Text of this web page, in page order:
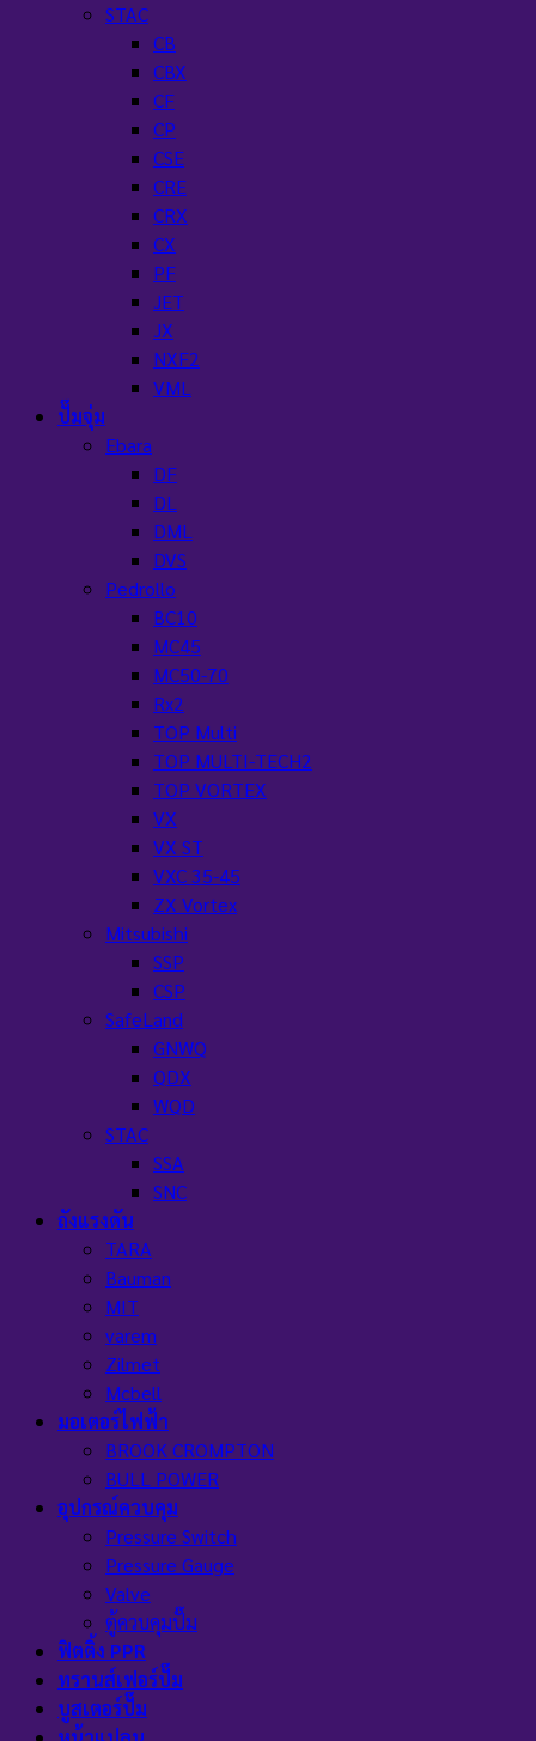
STAC
CB
CBX
CF
CP
CSE
CRE
CRX
CX
PF
JET
JX
NXF2
VML
ปั๊มจุ่ม
Ebara
DF
DL
DML
DVS
Pedrollo
BC10
MC45
MC50-70
Rx2
TOP Multi
TOP MULTI-TECH2
TOP VORTEX
VX
VX ST
VXC 35-45
ZX Vortex
Mitsubishi
SSP
CSP
SafeLand
GNWQ
QDX
WQD
STAC
SSA
SNC
ถังแรงดัน
TARA
Bauman
MIT
varem
Zilmet
Mcbell
มอเตอร์ไฟฟ้า
BROOK CROMPTON
BULL POWER
อุปกรณ์ควบคุม
Pressure Switch
Pressure Gauge
Valve
ตู้ควบคุมปั๊ม
ฟิตติ้ง PPR
ทรานส์เฟอร์ปั๊ม
บูสเตอร์ปั๊ม